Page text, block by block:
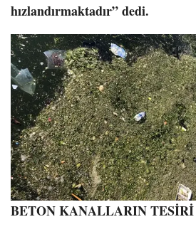
hızlandırmaktadır” dedi.
BETON KANALLARIN TESİRİ